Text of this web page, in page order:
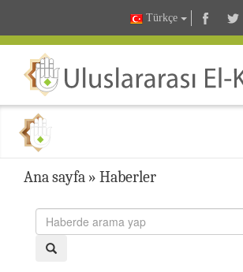
Türkçe
Ana sayfa » Haberler